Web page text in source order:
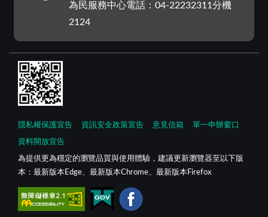
為民服務中心電話：04-22232311分機
2124
隱私權保護宣告 資訊安全政策宣告 意見信箱 單一申辦窗口
資料開放宣告
為提供更為穩定的瀏覽品質與使用體驗，建議更新瀏覽器至以下版
本：最新版本Edge、最新版本Chrome、最新版本Firefox